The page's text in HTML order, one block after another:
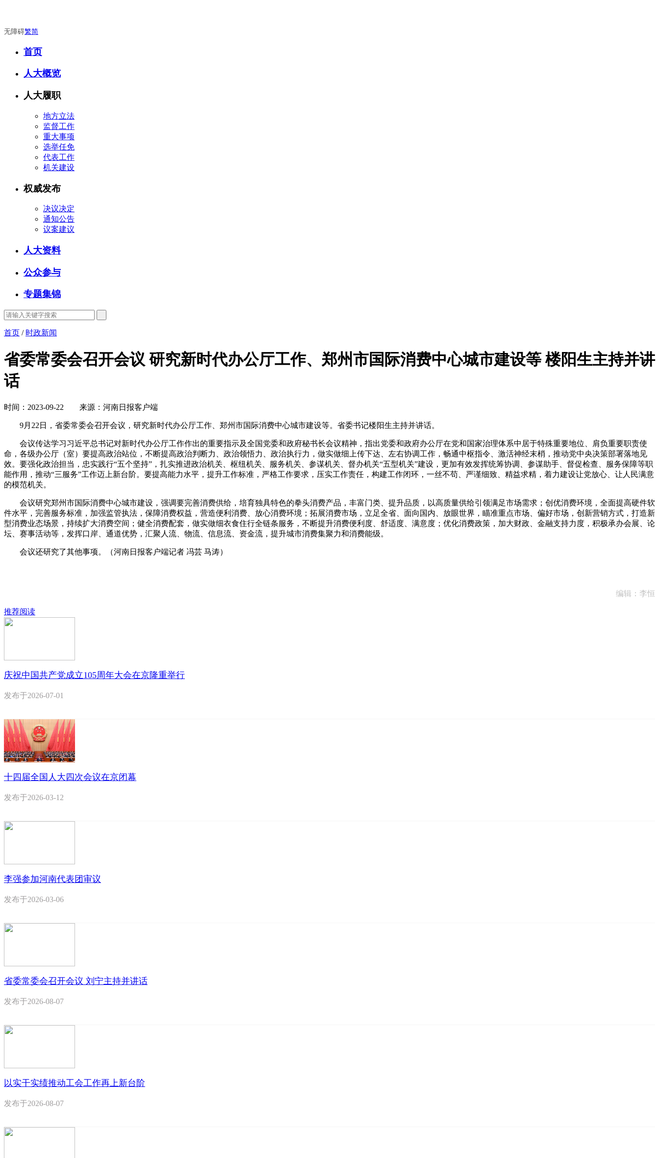
无障碍繁简
首页
人大概览
人大履职
地方立法
监督工作
重大事项
选举任免
代表工作
机关建设
权威发布
决议决定
通知公告
议案建议
人大资料
公众参与
专题集锦
首页 / 时政新闻
省委常委会召开会议 研究新时代办公厅工作、郑州市国际消费中心城市建设等 楼阳生主持并讲
话
时间：2023-09-22 来源：河南日报客户端
9月22日，省委常委会召开会议，研究新时代办公厅工作、郑州市国际消费中心城市建设等。省委书记楼阳生主持并讲话。
会议传达学习习近平总书记对新时代办公厅工作作出的重要指示及全国党委和政府秘书长会议精神，指出党委和政府办公厅在党和国家治理体系中居于特殊重要地位、肩负重要职责使
命，各级办公厅（室）要提高政治站位，不断提高政治判断力、政治领悟力、政治执行力，做实做细上传下达、左右协调工作，畅通中枢指令、激活神经末梢，推动党中央决策部署落地见
效。要强化政治担当，忠实践行“五个坚持”，扎实推进政治机关、枢纽机关、服务机关、参谋机关、督办机关“五型机关”建设，更加有效发挥统筹协调、参谋助手、督促检查、服务保障等职
能作用，推动“三服务”工作迈上新台阶。要提高能力水平，提升工作标准，严格工作要求，压实工作责任，构建工作闭环，一丝不苟、严谨细致、精益求精，着力建设让党放心、让人民满意
的模范机关。
会议研究郑州市国际消费中心城市建设，强调要完善消费供给，培育独具特色的拳头消费产品，丰富门类、提升品质，以高质量供给引领满足市场需求；创优消费环境，全面提高硬件软
件水平，完善服务标准，加强监管执法，保障消费权益，营造便利消费、放心消费环境；拓展消费市场，立足全省、面向国内、放眼世界，瞄准重点市场、偏好市场，创新营销方式，打造新
型消费业态场景，持续扩大消费空间；健全消费配套，做实做细衣食住行全链条服务，不断提升消费便利度、舒适度、满意度；优化消费政策，加大财政、金融支持力度，积极承办会展、论
坛、赛事活动等，发挥口岸、通道优势，汇聚人流、物流、信息流、资金流，提升城市消费集聚力和消费能级。
会议还研究了其他事项。（河南日报客户端记者 冯芸 马涛）
编辑：李恒
推荐阅读
庆祝中国共产党成立105周年大会在京隆重举行
发布于2026-07-01
十四届全国人大四次会议在京闭幕
发布于2026-03-12
李强参加河南代表团审议
发布于2026-03-06
省委常委会召开会议 刘宁主持并讲话
发布于2026-08-07
以实干实绩推动工会工作再上新台阶
发布于2026-08-07